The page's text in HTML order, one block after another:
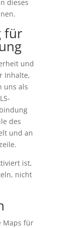
dieses
für
und
Inhalte,
uns als
des
und an
ist,
nicht
Maps für